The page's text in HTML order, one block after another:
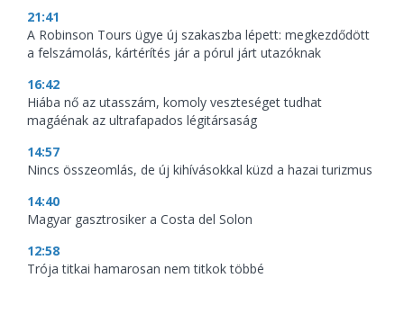
21:41
A Robinson Tours ügye új szakaszba lépett: megkezdődött
a felszámolás, kártérítés jár a pórul járt utazóknak
16:42
Hiába nő az utasszám, komoly veszteséget tudhat
magáénak az ultrafapados légitársaság
14:57
Nincs összeomlás, de új kihívásokkal küzd a hazai turizmus
14:40
Magyar gasztrosiker a Costa del Solon
12:58
Trója titkai hamarosan nem titkok többé